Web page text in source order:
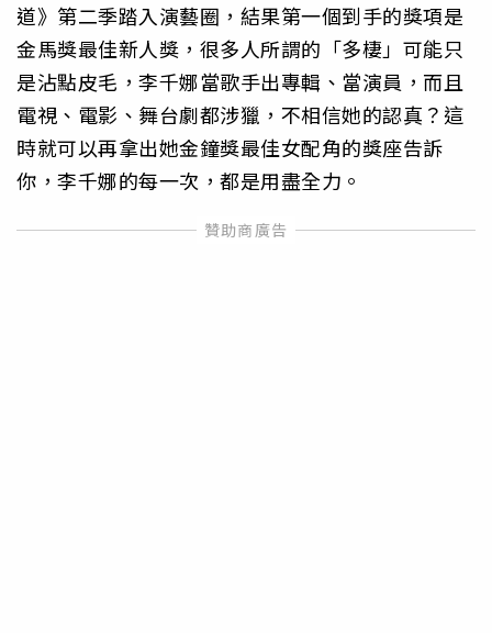
道》第二季踏入演藝圈，結果第一個到手的獎項是
金馬獎最佳新人獎，很多人所謂的「多棲」可能只
是沾點皮毛，李千娜當歌手出專輯、當演員，而且
電視、電影、舞台劇都涉獵，不相信她的認真？這
時就可以再拿出她金鐘獎最佳女配角的獎座告訴
你，李千娜的每一次，都是用盡全力。